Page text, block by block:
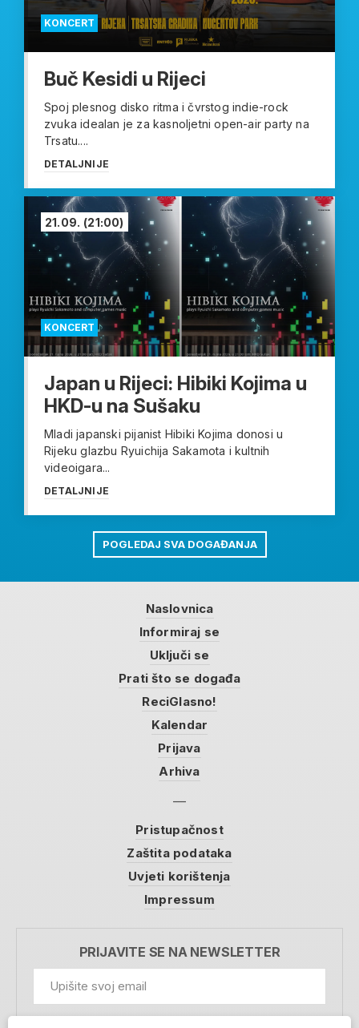
KONCERT
Buč Kesidi u Rijeci
Spoj plesnog disko ritma i čvrstog indie-rock
zvuka idealan je za kasnoljetni open-air party na
Trsatu....
DETALJNIJE
KONCERT
21.09. (21:00)
Japan u Rijeci: Hibiki Kojima u
HKD-u na Sušaku
Mladi japanski pijanist Hibiki Kojima donosi u
Rijeku glazbu Ryuichija Sakamota i kultnih
videoigara...
DETALJNIJE
POGLEDAJ SVA DOGAĐANJA
Naslovnica
Informiraj se
Uključi se
Prati što se događa
ReciGlasno!
Kalendar
Prijava
Arhiva
Pristupačnost
Zaštita podataka
Uvjeti korištenja
Impressum
PRIJAVITE SE NA NEWSLETTER